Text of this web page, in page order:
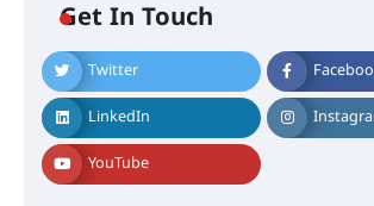
Get In Touch
Twitter
LinkedIn
YouTube